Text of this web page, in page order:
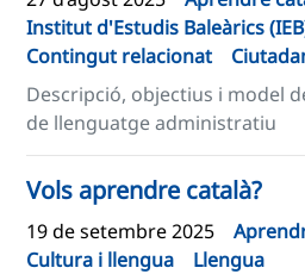
Institut d'Estudis Baleàrics
Contingut relacionat
Descripció, objectius i model
de llenguatge administratiu
Vols aprendre català?
19 de setembre 2025
Cultura i llengua
Llengua